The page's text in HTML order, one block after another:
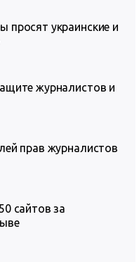
просят украинские и
журналистов и
прав журналистов
сайтов за